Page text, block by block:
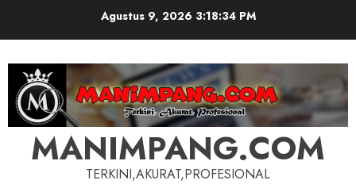
Agustus 9, 2026 3:18:35 PM
MANIMPANG.COM
TERKINI,AKURAT,PROFESIONAL